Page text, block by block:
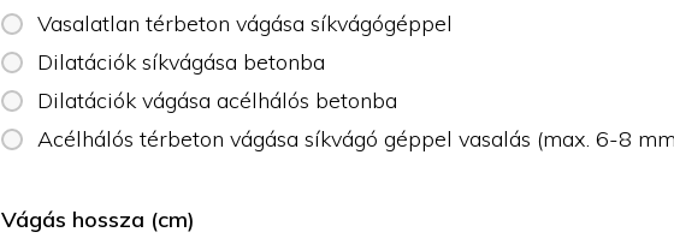
Vasalatlan térbeton vágása síkvágógéppel
Dilatációk síkvágása betonba
Dilatációk vágása acélhálós betonba
Acélhálós térbeton vágása síkvágó géppel vasalás (max. 6-8
Vágás hossza (cm)